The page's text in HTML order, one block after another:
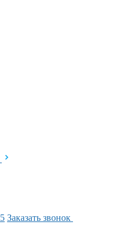
Заказать звонок